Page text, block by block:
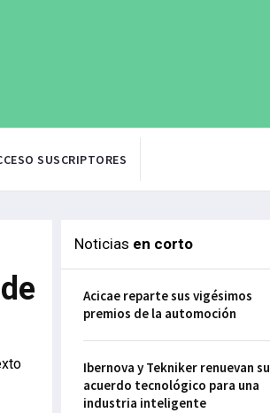
SUSCRIPTORES
Noticias en corto
Acicae reparte sus vigésimos
premios de la automoción
Ibernova y Tekniker renuevan su
acuerdo tecnológico para una
industria inteligente